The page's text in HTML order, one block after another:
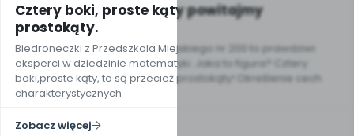
Cztery boki, proste kąty powitajmy
prostokąty.
Biedroneczki z Przedszkola Miejskiego nr 200 to prawdziwi
eksperci w dziedzinie matematyki. Jaka to figura? Cztery
boki,proste kąty, to są przecież prostokąty! Określenie cech
charakterystycznych
Zobacz więcej